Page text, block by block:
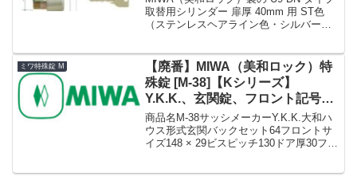
取替用シリンダー 扉厚 40mm 用 ST色
（ステンレスヘアライン色・シルバー
Thickness)...
ミワ特殊錠 M
【廃番】MIWA（美和ロック）特
殊錠 [M-38]【Kシリーズ】
Y.K.K.、玄関錠、フロント記号
LSSP
商品名M-38サッシメーカーY.K.K.大和ハ
ウス形式玄関バックセット64フロントサ
イズ148 × 29ビスピッチ130ドア厚30フロ